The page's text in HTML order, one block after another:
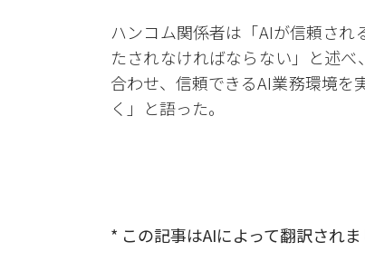
ハンコム関係者は「AIが信頼さ
たされなければならない」と述
合わせ、信頼できるAI業務環境を
く」と語った。
* この記事はAIによって翻訳されま